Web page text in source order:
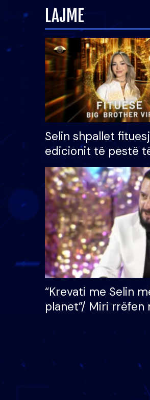
LAJME
Selin shpallet
edicionit të pestë
Brother VIP,
çmimin e madh
mijë eurosh
“Krevati me Selin
planet”/ Miri
mungojë zilja e